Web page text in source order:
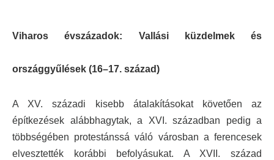
Viharos évszázadok: Vallási küzdelmek és
országgyűlések (16–17. század)
A XV. századi kisebb átalakításokat követően az
építkezések alábbhagytak, a XVI. században pedig a
többségében protestánssá váló városban a ferencesek
elvesztették korábbi befolyásukat. A XVII. század